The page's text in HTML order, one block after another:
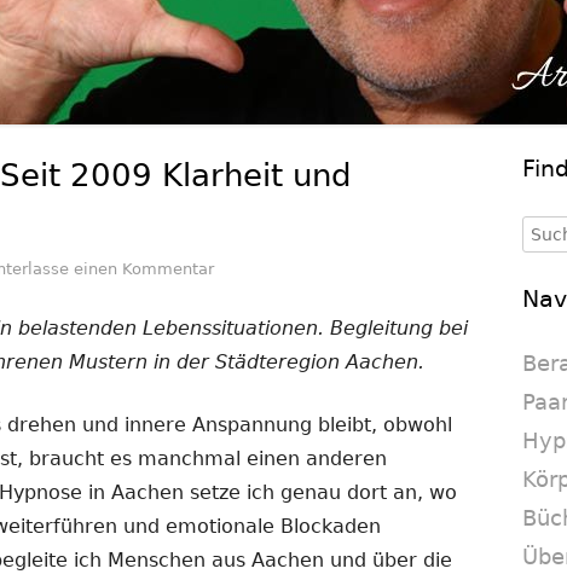
2009 Klarheit und
einen Kommentarzu Hypnose Aachen: Seit 2009 Klarheit und
belastenden Lebenssituationen. Begleitung bei
Mustern in der Städteregion Aachen.
drehen und innere Anspannung bleibt, obwohl
braucht es manchmal einen anderen
in Aachen setze ich genau dort an, wo
und emotionale Blockaden
ich Menschen aus Aachen und über die